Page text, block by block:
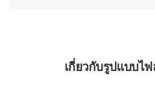
เกี่ยวกับรูปแบบไ